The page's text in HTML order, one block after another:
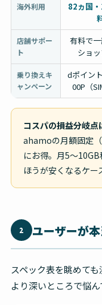
海外利用
82ヵ国
店舗サポー
ト
有料で
ショ
乗り換えキ
ャンペーン
dポイン
00P（
コスパの損益分岐点
ahamoの月額固定
にお得。月5〜
ほうが安くなるケー
2 ユーザーが
スペック表を眺めて
より深いところで悩ん